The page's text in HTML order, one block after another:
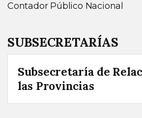
Contador Público Nacional
SUBSECRETARÍAS
Subsecretaría de
las Provincias